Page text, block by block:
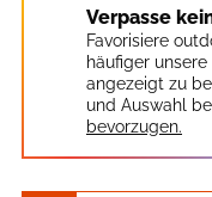
Verpasse
Favorisiere
häufiger
angezeigt zu
und Auswahl
bevorzugen.